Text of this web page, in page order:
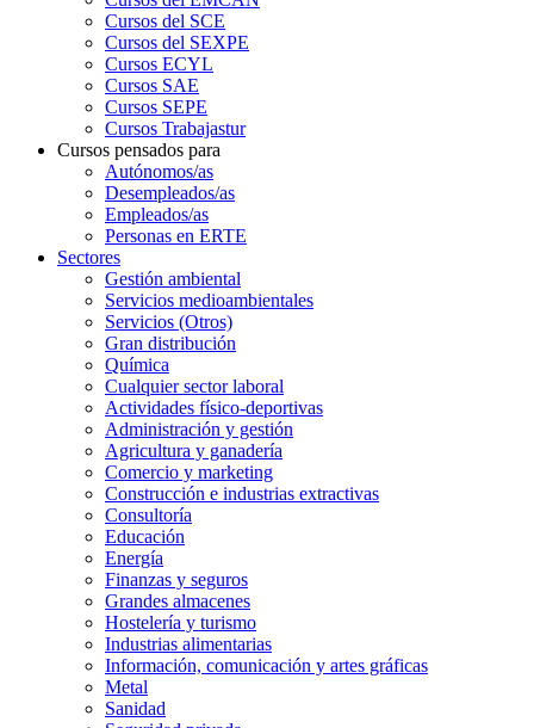
Cursos del SCE
Cursos del SEXPE
Cursos ECYL
Cursos SAE
Cursos SEPE
Cursos Trabajastur
Cursos pensados para
Autónomos/as
Desempleados/as
Empleados/as
Personas en ERTE
Sectores
Gestión ambiental
Servicios medioambientales
Servicios (Otros)
Gran distribución
Química
Cualquier sector laboral
Actividades físico-deportivas
Administración y gestión
Agricultura y ganadería
Comercio y marketing
Construcción e industrias extractivas
Consultoría
Educación
Energía
Finanzas y seguros
Grandes almacenes
Hostelería y turismo
Industrias alimentarias
Información, comunicación y artes gráficas
Metal
Sanidad